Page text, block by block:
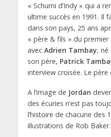
« Schumi d’Indy » qui a
ultime succès en 1991. Il
dans son pays, 25 ans
« père & fils » du
avec Adrien Tambay, né
son père, Patrick
interview croisée. Le
A l’image de Jordan
des écuries n’est pas
l’histoire de chacune des
illustrations de Rob Baker.